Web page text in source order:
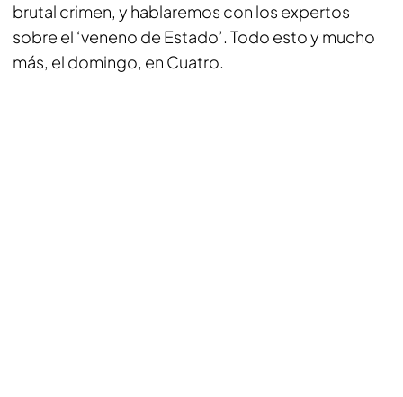
brutal crimen, y hablaremos con los expertos
sobre el ‘veneno de Estado’. Todo esto y mucho
más, el domingo, en Cuatro.